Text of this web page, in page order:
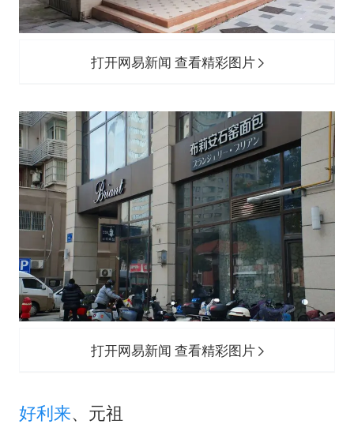
打开网易新闻 查看精彩图片
打开网易新闻 查看精彩图片
好利来、元祖